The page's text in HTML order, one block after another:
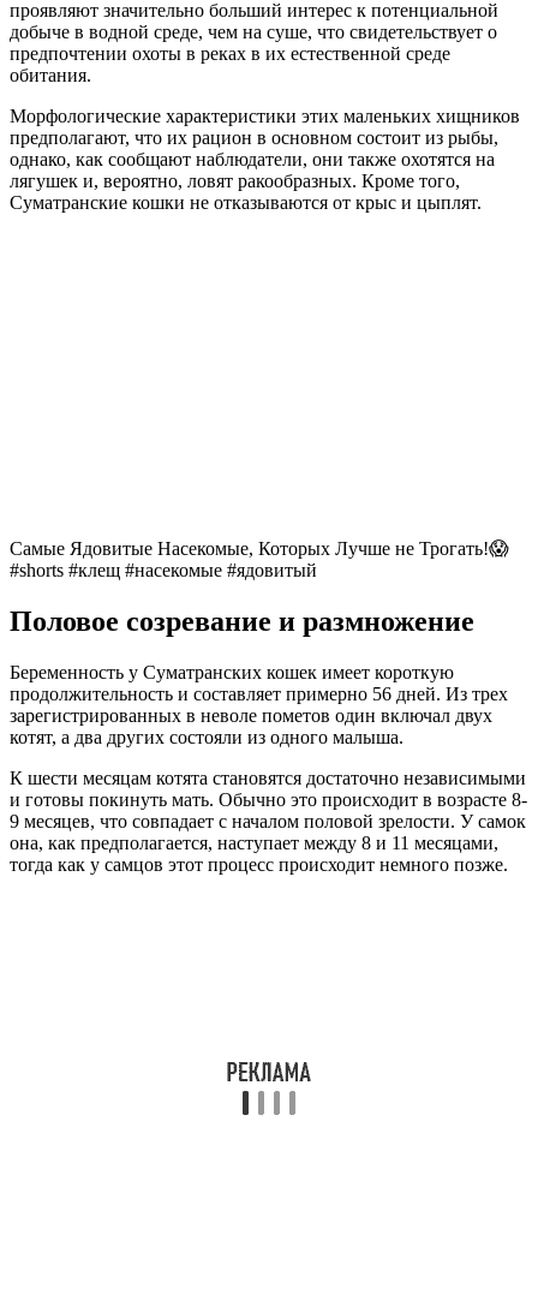
проявляют значительно больший интерес к потенциальной
добыче в водной среде, чем на суше, что свидетельствует о
предпочтении охоты в реках в их естественной среде
обитания.
Морфологические характеристики этих маленьких хищников
предполагают, что их рацион в основном состоит из рыбы,
однако, как сообщают наблюдатели, они также охотятся на
лягушек и, вероятно, ловят ракообразных. Кроме того,
Суматранские кошки не отказываются от крыс и цыплят.
Самые Ядовитые Насекомые, Которых Лучше не Трогать!😱
#shorts #клещ #насекомые #ядовитый
Половое созревание и размножение
Беременность у Суматранских кошек имеет короткую
продолжительность и составляет примерно 56 дней. Из трех
зарегистрированных в неволе пометов один включал двух
котят, а два других состояли из одного малыша.
К шести месяцам котята становятся достаточно независимыми
и готовы покинуть мать. Обычно это происходит в возрасте 8-
9 месяцев, что совпадает с началом половой зрелости. У самок
она, как предполагается, наступает между 8 и 11 месяцами,
тогда как у самцов этот процесс происходит немного позже.